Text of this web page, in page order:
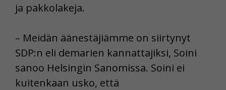
ja pakkolakeja.
– Meidän äänestäjiämme on siirtynyt
SDP:n eli demarien kannattajiksi, Soini
sanoo Helsingin Sanomissa. Soini ei
kuitenkaan usko, että